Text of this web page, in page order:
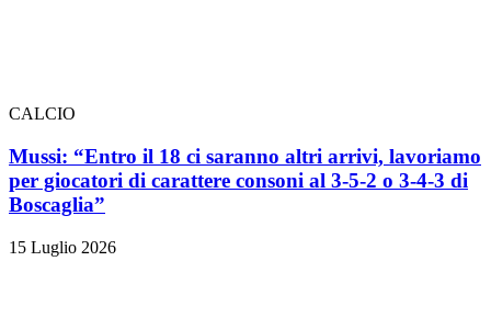
CALCIO
Mussi: “Entro il 18 ci saranno altri arrivi, lavoriamo
per giocatori di carattere consoni al 3-5-2 o 3-4-3 di
Boscaglia”
15 Luglio 2026